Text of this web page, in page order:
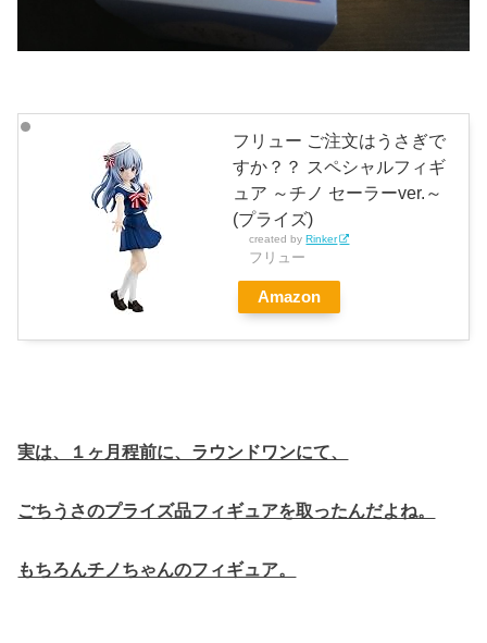
フリュー ご注文はうさぎで
すか？？ スペシャルフィギ
ュア ～チノ セーラーver.～
(プライズ)
created by Rinker
フリュー
Amazon
実は、１ヶ月程前に、ラウンドワンにて、
ごちうさのプライズ品フィギュアを取ったんだよね。
もちろんチノちゃんのフィギュア。